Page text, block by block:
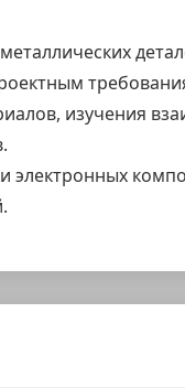
изучения
электронных